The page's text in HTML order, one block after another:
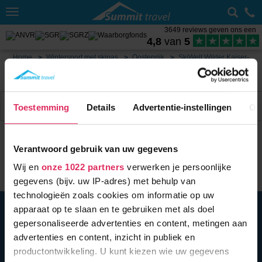
Toestemming Details Advertentie-instellingen
Verantwoord gebruik van uw gegevens
Wij en onze 1022 partners verwerken je persoonlijke
gegevens (bijv. uw IP-adres) met behulp van
technologieën zoals cookies om informatie op uw
apparaat op te slaan en te gebruiken met als doel
gepersonaliseerde advertenties en content, metingen aan
advertenties en content, inzicht in publiek en
productontwikkeling. U kunt kiezen wie uw gegevens
Toggle
3649 reviews geven ons een
4,8 van 5
Home Wintersport met skipas Oostenrijk
SkiWelt Wilder Kaiser-
Weer Ellmau
Filter 11 acc.
BEL ONS 010 279 96 32
Summit Travel B.V.
Oostplein 420
3061 CH
Rotterdam